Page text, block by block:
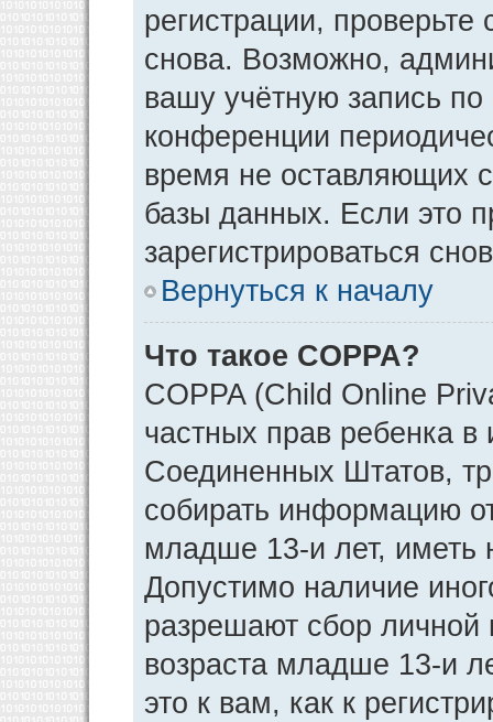
регистрации,
снова. Возможно,
вашу учётную запись
конференции
время не оставляющих
базы данных. Если это
зарегистрироваться
Вернуться к началу
Что такое COPPA?
COPPA (Child Online
частных прав ребенка в
Соединенных Штатов,
собирать информацию
младше 13-и лет, иметь
Допустимо наличие
разрешают сбор
возраста младше 13-и
это к вам, как к